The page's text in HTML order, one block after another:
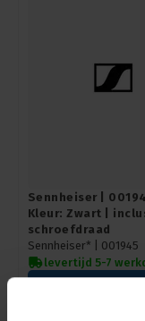
Sennheiser |
Kleur: Zwart |
schroefdraad
Sennheiser* | 001945
levertijd 5-7